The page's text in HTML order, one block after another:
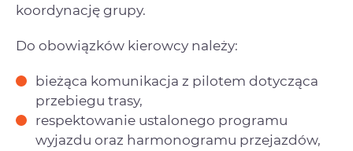
koordynację grupy.
Do obowiązków kierowcy należy:
bieżąca komunikacja z pilotem dotycząca
przebiegu trasy,
respektowanie ustalonego programu
wyjazdu oraz harmonogramu przejazdów,